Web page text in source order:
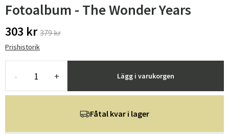
Fotoalbum - The Wonder Years
303 kr 379 kr
Prishistorik
- + Lägg i varukorgen
Fåtal kvar i lager